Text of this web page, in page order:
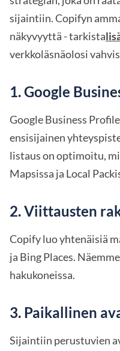
sijaintiin. Copifyn
näkyvyyttä - tarkista
verkkoläsnäolosi
1.Google
Google Business
ensisijainen
listaus on optimoitu,
Mapsissa ja Local
2.Viittausten
Copify luo yhtenäisiä
ja Bing Places.
hakukoneissa.
3. Paikallinen
Sijaintiin perustuvien